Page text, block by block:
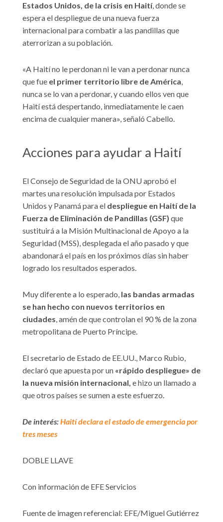
Estados Unidos, de la crisis en Haití, donde se
espera el despliegue de una nueva fuerza
internacional para combatir a las pandillas que
aterrorizan a su población.
«A Haití no le perdonan ni le van a perdonar nunca
que fue el primer territorio libre de América,
nunca se lo van a perdonar, y cuando ellos ven que
Haití está despertando, inmediatamente le caen
encima de cualquier manera», señaló Cabello.
Acciones para ayudar a Haití
El Consejo de Seguridad de la ONU aprobó el
martes una resolución impulsada por Estados
Unidos y Panamá para el despliegue en Haití de la
Fuerza de Eliminación de Pandillas (GSF) que
sustituirá a la Misión Multinacional de Apoyo a la
Seguridad (MSS), desplegada el año pasado y que
abandonará el país en los próximos días sin haber
logrado los resultados esperados.
Muy diferente a lo esperado, las bandas armadas
se han hecho con nuevos territorios en
ciudades , amén de que controlan el 90 % de la zona
metropolitana de Puerto Príncipe.
El secretario de Estado de EE.UU., Marco Rubio,
declaró que apuesta por un «rápido despliegue» de
la nueva misión internacional, e hizo un llamado a
que otros países se sumen a este esfuerzo.
De interés:Haití declara el estado de emergencia por
tres meses
DOBLE LLAVE
Con información de EFE Servicios
Fuente de imagen referencial: EFE/Miguel Gutiérrez